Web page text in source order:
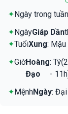
✦Ngày trong
✦NgàyGiáp Dần
✦TuổiXung: Mậu
✦GiờHoàng
Đạo
:
-
✦MệnhNgày: